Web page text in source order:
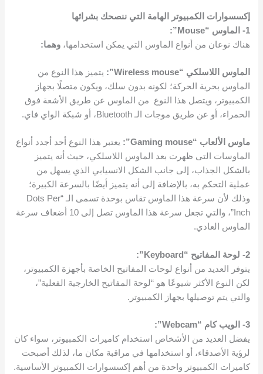
إكسسوارات الكمبيوتر الهامة التي ننصحك بشرائها
1- الماوس “Mouse”:
هناك نوعان من أنواع الماوس التي يمكن استخدامها،وهما:
الماوس اللاسلكي “Wireless mouse”:
يتميز هذا النوع من
الماوس بحرية الحركة؛ لكونه بدون سلك، ويكون متصلًا بجهاز
الكمبيوتر، ويتصل هذا النوع من الماوس عن طريق الأشعة فوق
الحمراء، أو عن طريق موجات الـ Bluetooth، أو شبكة الواي فاي.
ماوس الألعاب “Gaming mouse”:
يعتبر هذا النوع أحد أجدد أنواع
الماوسات التى ظهرت بعد الماوس اللاسلكي، حيث أنه يتميز
بالشكل الجذاب، إلى جانب الشكل الانسيابي الذي يسهل من
عملية التحكم به، بالإضافة إلى أنه يتميز أيضًا بالسرعة الكبيرة؛
وذلك لأن سرعة هذا الماوس تقاس بوحدة تسمى الـ “Dots Per
Inch”، والتي تجعل سرعة هذا الماوس تصل إلى 10 أضعاف سرعة
الماوس العادي.
2- لوحة المفاتيح “Keyboard”:
يتوفر العديد من أنواع لوحات المفاتيح الخاصة بأجهزة الكمبيوتر،
لكن النوع الأكثر شيوعًا هو “لوحة المفاتيح الخارجية الفعلية”،
والتي يتم توصيلها بجهاز الكمبيوتر.
3- الويب كام “Webcam”:
يفضل العديد من الأشخاص استخدام كاميرات الكمبيوتر، سواء كان
لرؤية الأصدقاء، أو استخدامها في مراقبة مكان ما، لذلك أصبحت
كاميرات الكمبيوتر واحدة من أهم إكسسوارات الكمبيوتر الأساسية.